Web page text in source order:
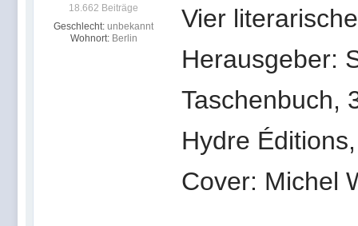
18.662 Beiträge
Geschlecht: unbekannt
Wohnort: Berlin
Vier
Herausgeber:
Taschenbuch,
Hydre
Cover: Michel